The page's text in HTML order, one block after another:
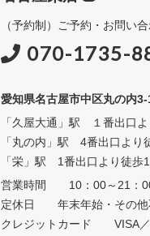
（予約制）ご予約・お問い
070-1735-
愛知県名古屋市中区丸の内
「久屋大通」駅 １番出口
「丸の内」駅 4番出口より
「栄」駅 1番出口より徒歩
営業時間 10：00～21：
定休日 年末年始・その他
クレジットカード VISA／